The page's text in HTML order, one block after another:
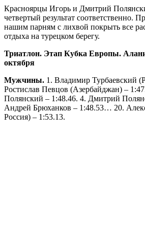
Красноярцы Игорь и Дмитрий
четвертый результат соответственно.
нашим парням с лихвой покрыть все
отдыха на турецком берегу.
Триатлон. Этап Кубка Европы.
октября
Мужчины. 1. Владимир Турбаевский
Ростислав Певцов (Азербайджан) –
Полянский – 1:48.46. 4. Дмитрий
Андрей Брюханков – 1:48.53… 20.
Россия) – 1:53.13.